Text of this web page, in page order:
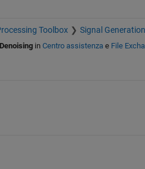
Toolbox Signal
in Centro assistenzae File